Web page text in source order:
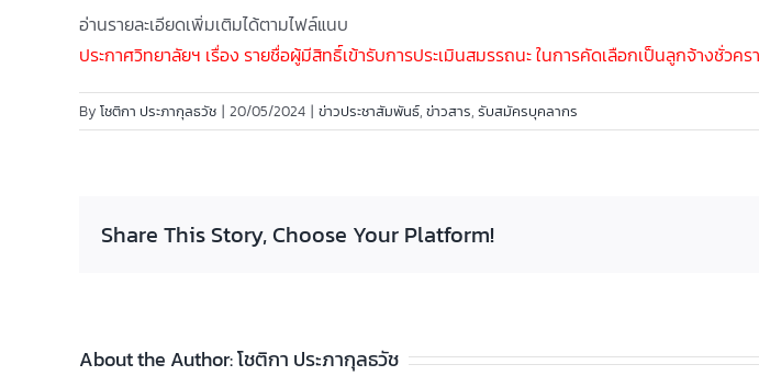
อ่านรายละเอียดเพิ่มเติมได้ตามไฟล์แนบ
ประกาศวิทยาลัยฯ เรื่อง รายชื่อผู้มีสิทธิ์เข้ารับการประเมินสมรรถนะ ในการคัดเลือกเป็นลูกจ้างชั่ว
By โชติกา ประภากุลธวัช | 20/05/2024 | ข่าวประชาสัมพันธ์, ข่าวสาร, รับสมัครบุคลากร
Share This Story, Choose Your Platform!
About the Author:โชติกา ประภากุลธวัช